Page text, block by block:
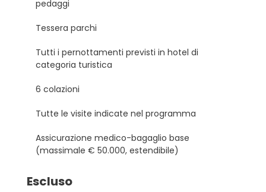
pedaggi
Tessera parchi
Tutti i pernottamenti previsti in hotel di
categoria turistica
6 colazioni
Tutte le visite indicate nel programma
Assicurazione medico-bagaglio base
(massimale € 50.000, estendibile)
Escluso